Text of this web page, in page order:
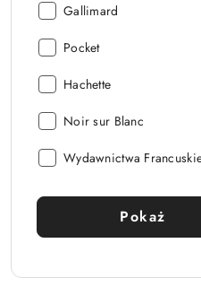
Wydawca:
Gallimard
Wydawca:
Pocket
Wydawca:
Hachette
Wydawca:
Noir sur Blanc
Wydawca:
Wydawnictwa
Pokaż